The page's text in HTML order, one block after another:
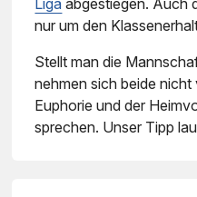
nur um den
Stellt man die
nehmen sich beide nicht
Euphorie und der
sprechen. Unser Tipp